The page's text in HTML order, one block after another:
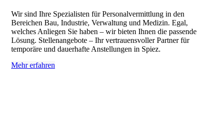
Wir sind Ihre Spezialisten für Personalvermittlung in den
Bereichen Bau, Industrie, Verwaltung und Medizin. Egal,
welches Anliegen Sie haben – wir bieten Ihnen die passende
Lösung. Stellenangebote – Ihr vertrauensvoller Partner für
temporäre und dauerhafte Anstellungen in Spiez.
Mehr erfahren